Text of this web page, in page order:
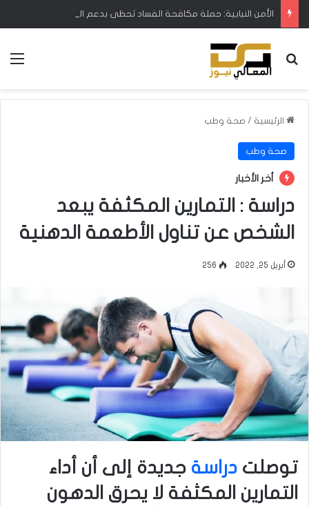
بحث عن
الرئيسية / صحة وطب
صحة وطب
أخر الأخبار
دراسة : التمارين المكثفة يبعد
الشخص عن تناول الأطعمة الدهنية
أبريل 25, 2022 256
توصلت دراسة جديدة إلى أن أداء
التمارين المكثفة لا يحرق الدهون